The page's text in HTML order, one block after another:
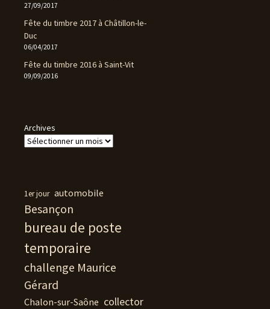
27/09/2017
Fête du timbre 2017 à Châtillon-le-
Duc
06/04/2017
Fête du timbre 2016 à Saint-Vit
09/09/2016
Archives
1er jour automobile
Besançon
bureau de poste
temporaire
challenge Maurice
Gérard
Chalon-sur-Saône collector